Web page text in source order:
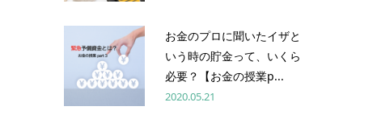
お金のプロに聞いたイザと
いう時の貯金って、いくら
必要？【お金の授業p...
2020.05.21